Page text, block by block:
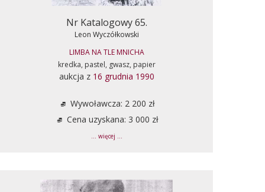
Nr Katalogowy 65.
Leon Wyczółkowski
LIMBA NA TLE MNICHA
kredka, pastel, gwasz, papier
aukcja z 16 grudnia 1990
Wywoławcza: 2 200 zł
Cena uzyskana: 3 000 zł
... więcej ...